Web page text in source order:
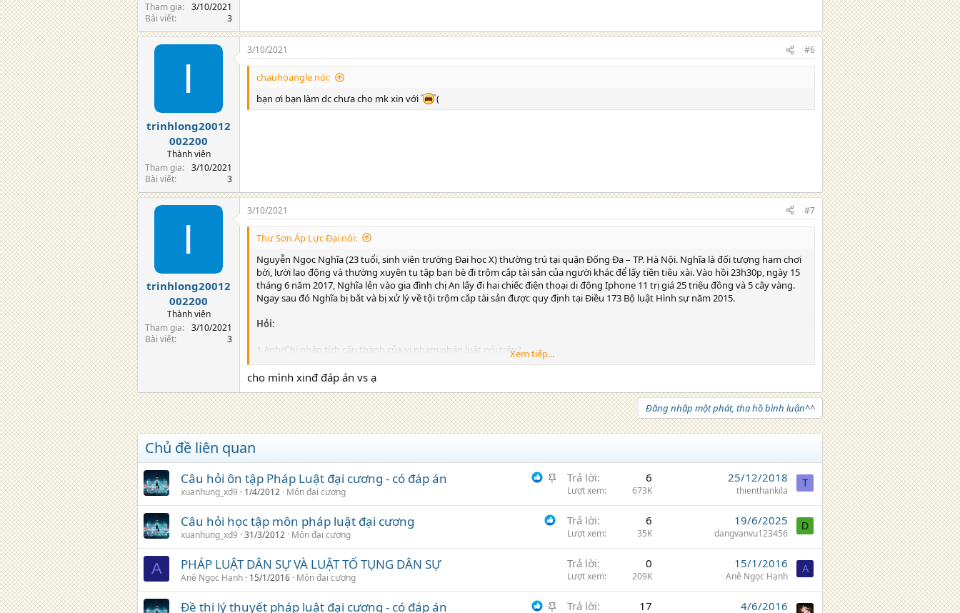
Tham gia
3/10/2021
Bài viết
3
trinhlong20012
002200
Thành viên
Tham gia
3/10/2021
Bài viết
3
3/10/2021 #6
chauhoangle nói:
bạn ơi bạn làm dc chưa cho mk xin với
(
trinhlong20012
002200
Thành viên
Tham gia
3/10/2021
Bài viết
3
3/10/2021 #7
Thư Sơn Áp Lực Đại nói:
Nguyễn Ngọc Nghĩa (23 tuổi, sinh viên trường Đại học X) thường trú tại quận Đống Đa – TP. Hà Nội. Nghĩa là đối tượng ham chơi
bời, lười lao động và thường xuyên tụ tập bạn bè đi trộm cắp tài sản của người khác để lấy tiền tiêu xài. Vào hồi 23h30p, ngày 15
tháng 6 năm 2017, Nghĩa lẻn vào gia đình chị An lấy đi hai chiếc điện thoại di động Iphone 11 trị giá 25 triệu đồng và 5 cây vàng.
Ngay sau đó Nghĩa bị bắt và bị xử lý về tội trộm cắp tài sản được quy định tại Điều 173 Bộ luật Hình sự năm 2015.
Hỏi:
1.Anh/Chị phân tích cấu thành của vi phạm pháp luật nói trên?
2. Vi phạm pháp luật trong tình huống trên thuộc loại vi phạm pháp luật nào? Giải thích?
3. Theo anh/chị, hành vi của Nghĩa có phải chịu trách nhiệm pháp lí không? Xác định trách nhiệm pháp lí mà Nghĩa phải gánh
chịu?
Xem tiếp...
cho mình xinđ đáp án vs ạ
Đăng nhập một phát, tha hồ bình luận^^
Chủ đề liên quan
G
i
m
Câu hỏi ôn tập Pháp Luật đại cương - có đáp án
xuanhung_xd9 1/4/2012 Môn đại cương
Trả lời 6
Lượt xem 673K
25/12/2018
thienthankila
T
Câu hỏi học tập môn pháp luật đại cương
xuanhung_xd9 31/3/2012 Môn đại cương
Trả lời 6
Lượt xem 35K
19/6/2025
dangvanvu123456
D
A PHÁP LUẬT DÂN SỰ VÀ LUẬT TỐ TỤNG DÂN SỰ
Anê Ngọc Hạnh 15/1/2016 Môn đại cương
Trả lời 0
Lượt xem 209K
15/1/2016
Anê Ngọc Hạnh
A
G
Đề thi lý thuyết pháp luật đại cương - có đáp án Trả lời 17 4/6/2016